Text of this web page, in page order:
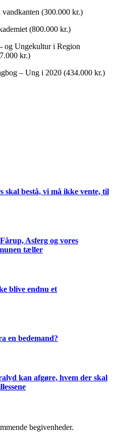
(300.000 kr.)
(800.000 kr.)
Ungekultur i Region
kr.)
– Ung i 2020 (434.000 kr.)
skal bestå, vi må ikke vente, til
Asferg og vores
tæller
blive endnu et
en bedemand?
kan afgøre, hvem der skal
begivenheder.